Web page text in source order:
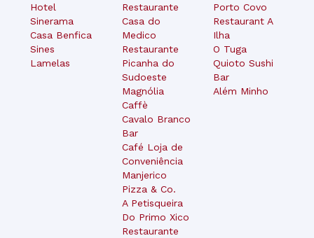
Hotel
Sinerama
Casa Benfica
Sines
Lamelas
Restaurante
Casa do
Medico
Restaurante
Picanha do
Sudoeste
Magnólia
Caffè
Cavalo Branco
Bar
Café Loja de
Conveniência
Manjerico
Pizza & Co.
A Petisqueira
Do Primo Xico
Restaurante
Porto Covo
Restaurant A
Ilha
O Tuga
Quioto Sushi
Bar
Além Minho